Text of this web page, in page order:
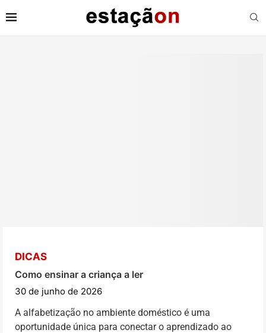
DICAS
Como ensinar a criança a ler
30 de junho de 2026
A alfabetização no ambiente doméstico é uma
oportunidade única para conectar o aprendizado ao